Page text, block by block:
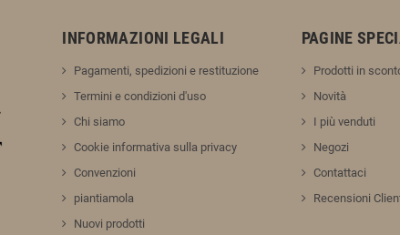
INFORMAZIONI LEGALI
Pagamenti, spedizioni e restituzione
Termini e condizioni d'uso
Chi siamo
Cookie informativa sulla privacy
Convenzioni
piantiamola
Nuovi prodotti
PAGINE
Prodotti in
Novità
I più venduti
Negozi
Contattaci
Recensioni